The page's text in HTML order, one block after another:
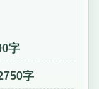
字
字